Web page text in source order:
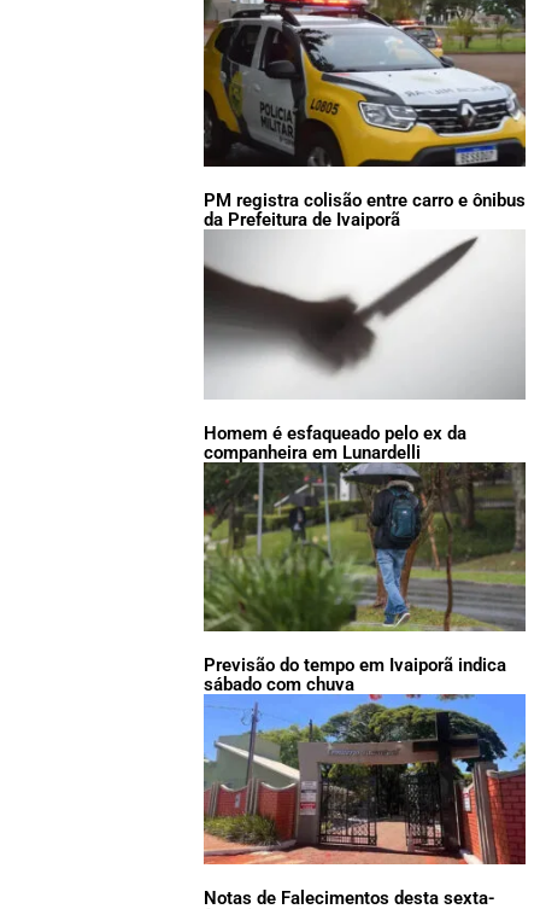
PM registra colisão entre carro e ônibus
da Prefeitura de Ivaiporã
Homem é esfaqueado pelo ex da
companheira em Lunardelli
Previsão do tempo em Ivaiporã indica
sábado com chuva
Notas de Falecimentos desta sexta-